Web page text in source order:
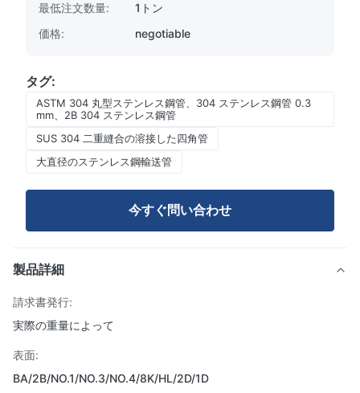
最低注文数量:
1トン
価格:
negotiable
タグ:
ASTM 304 丸型ステンレス鋼管、304 ステンレス鋼管 0.3
mm、2B 304 ステンレス鋼管
SUS 304 二重縫合の溶接した四角管
大直径のステンレス鋼輸送管
今すぐ問い合わせ
製品詳細
請求書発行:
実際の重量によって
表面:
BA/2B/NO.1/NO.3/NO.4/8K/HL/2D/1D